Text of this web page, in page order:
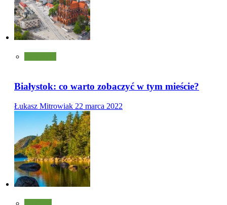
Białystok: co warto zobaczyć w tym mieście?
Łukasz Mitrowiak 22 marca 2022